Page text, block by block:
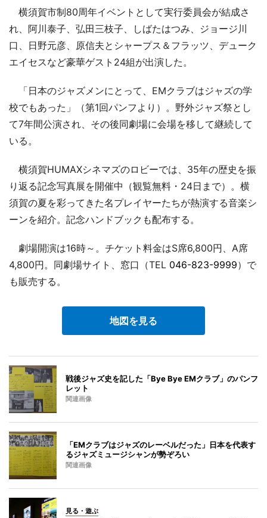
横須賀市制80周年イベントとして実行委員会が結成さ
れ、阿川泰子、弘田三枝子、しばたはつみ、ジョージ川
口、日野元彦、原信夫とシャープス＆フラッツ、デューク
エイセスなど豪華ゲスト24組が出演した。
「日本のジャズメンにとって、EMクラブはジャズの学
校でもあった」（第1回パンフより）。野外ジャズ祭とし
て7年間公演され、その後同劇場に会場を移して継続して
いる。
横須賀HUMAXシネマズのロビーでは、35年の歴史を振
り返る記念写真展を開催中（観覧無料・24日まで）。横
須賀の夏を彩ってきた名プレイヤーたちが熱演する音楽シ
ーンを紹介。記念ハンドブックも配布する。
劇場開演は16時～。チケット料金はS席6,800円、A席
4,800円。同劇場サイト、窓口（TEL 046-823-9999）で
も販売する。
地図を見る
戦後ジャズ史を記した「Bye Bye EMクラブ」のパンフ
レット
関連画像
「EMクラブはジャズのレーベルだった」日本を代表す
るジャズミュージシャンが勢ぞろい
関連画像
見る・遊ぶ